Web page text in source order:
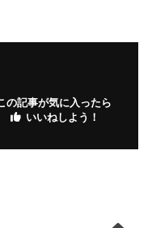
の記事が気に入ったら
いいねしよう！